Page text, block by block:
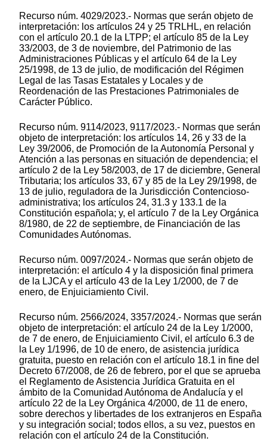
Recurso núm. 4029/2023.- Normas que serán objeto de
interpretación: los artículos 24 y 25 TRLHL, en relación
con el artículo 20.1 de la LTPP; el artículo 85 de la Ley
33/2003, de 3 de noviembre, del Patrimonio de las
Administraciones Públicas y el artículo 64 de la Ley
25/1998, de 13 de julio, de modificación del Régimen
Legal de las Tasas Estatales y Locales y de
Reordenación de las Prestaciones Patrimoniales de
Carácter Público.
Recurso núm. 9114/2023, 9117/2023.- Normas que serán
objeto de interpretación: los artículos 14, 26 y 33 de la
Ley 39/2006, de Promoción de la Autonomía Personal y
Atención a las personas en situación de dependencia; el
artículo 2 de la Ley 58/2003, de 17 de diciembre, General
Tributaria; los artículos 33, 67 y 85 de la Ley 29/1998, de
13 de julio, reguladora de la Jurisdicción Contencioso-
administrativa; los artículos 24, 31.3 y 133.1 de la
Constitución española; y, el artículo 7 de la Ley Orgánica
8/1980, de 22 de septiembre, de Financiación de las
Comunidades Autónomas.
Recurso núm. 0097/2024.- Normas que serán objeto de
interpretación: el artículo 4 y la disposición final primera
de la LJCA y el artículo 43 de la Ley 1/2000, de 7 de
enero, de Enjuiciamiento Civil.
Recurso núm. 2566/2024, 3357/2024.- Normas que serán
objeto de interpretación: el artículo 24 de la Ley 1/2000,
de 7 de enero, de Enjuiciamiento Civil, el artículo 6.3 de
la Ley 1/1996, de 10 de enero, de asistencia jurídica
gratuita, puesto en relación con el artículo 18.1 in fine del
Decreto 67/2008, de 26 de febrero, por el que se aprueba
el Reglamento de Asistencia Jurídica Gratuita en el
ámbito de la Comunidad Autónoma de Andalucía y el
artículo 22 de la Ley Orgánica 4/2000, de 11 de enero,
sobre derechos y libertades de los extranjeros en España
y su integración social; todos ellos, a su vez, puestos en
relación con el artículo 24 de la Constitución.